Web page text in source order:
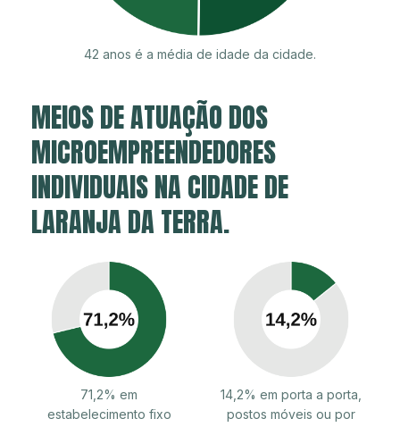
42 anos é a média de idade da cidade.
MEIOS DE ATUAÇÃO DOS
MICROEMPREENDEDORES
INDIVIDUAIS NA CIDADE DE
LARANJA DA TERRA.
71,2% em
estabelecimento fixo
14,2% em porta a porta,
postos móveis ou por